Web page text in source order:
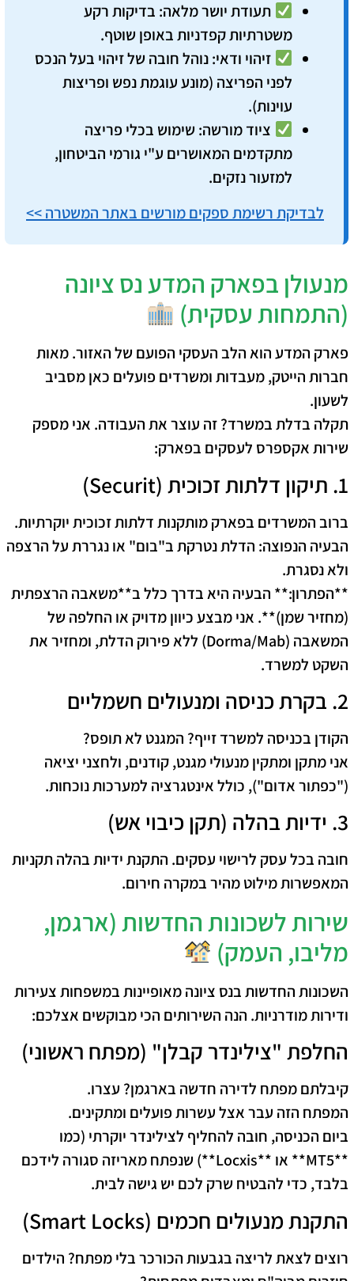
תעודת יושר מלאה: בדיקות רקע
משטרתיות קפדניות באופן שוטף.
זיהוי ודאי:נוהל חובה של זיהוי בעל הנכס
לפני הפריצה (מונע עוגמת נפש ופריצות
עוינות).
ציוד מורשה: שימוש בכלי פריצה
מתקדמים המאושרים ע"י גורמי הביטחון,
למזעור נזקים.
לבדיקת רשימת ספקים מורשים באתר המשטרה >>
מנעולן בפארק המדע נס ציונה
(התמחות עסקית)
פארק המדע הוא הלב העסקי הפועם של האזור. מאות
חברות הייטק, מעבדות ומשרדים פועלים כאן מסביב
לשעון.
תקלה בדלת במשרד? זה עוצר את העבודה. אני מספק
שירות אקספרס לעסקים בפארק:
1. תיקון דלתות זכוכית (Securit)
ברוב המשרדים בפארק מותקנות דלתות זכוכית יוקרתיות.
הבעיה הנפוצה: הדלת נטרקת ב"בום" או נגררת על הרצפה
ולא נסגרת.
**הפתרון:** הבעיה היא בדרך כלל ב**משאבה הרצפתית
(מחזיר שמן)**. אני מבצע כיוון מדויק או החלפה של
המשאבה (Dorma/Mab) ללא פירוק הדלת, ומחזיר את
השקט למשרד.
2. בקרת כניסה ומנעולים חשמליים
הקודן בכניסה למשרד זייף? המגנט לא תופס?
אני מתקן ומתקין מנעולי מגנט, קודנים, ולחצני יציאה
("כפתור אדום"), כולל אינטגרציה למערכות נוכחות.
3. ידיות בהלה (תקן כיבוי אש)
חובה בכל עסק לרישוי עסקים. התקנת ידיות בהלה תקניות
המאפשרות מילוט מהיר במקרה חירום.
שירות לשכונות החדשות (ארגמן,
מליבו, העמק)
השכונות החדשות בנס ציונה מאופיינות במשפחות צעירות
ודירות מודרניות. הנה השירותים הכי מבוקשים אצלכם:
החלפת "צילינדר קבלן" (מפתח ראשוני)
קיבלתם מפתח לדירה חדשה בארגמן? עצרו.
המפתח הזה עבר אצל עשרות פועלים ומתקינים.
ביום הכניסה, חובה להחליף לצילינדר יוקרתי (כמו
**MT5** או **Locxis**) שנפתח מאריזה סגורה לידכם
בלבד, כדי להבטיח שרק לכם יש גישה לבית.
התקנת מנעולים חכמים (Smart Locks)
רוצים לצאת לריצה בגבעות הכורכר בלי מפתח? הילדים